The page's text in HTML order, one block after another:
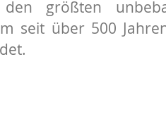
größten
seit über 500